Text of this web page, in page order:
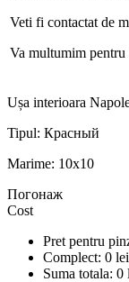
Veti fi contactat de
Va multumim pentru
Ușa interioara
Tipul: Красный
Marime: 10x10
Погонаж
Cost
Pret pentru
Complect: 0 lei
Suma totala: 0